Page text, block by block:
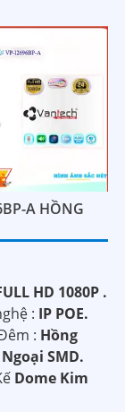
A HỒNG
HD 1080P .
: IP POE.
: Hồng
SMD.
Dome Kim